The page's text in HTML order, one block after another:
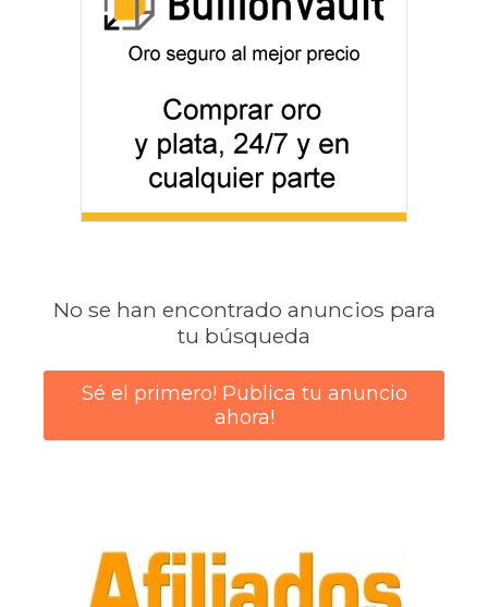
No se han encontrado anuncios para
tu búsqueda
Sé el primero! Publica tu anuncio
ahora!